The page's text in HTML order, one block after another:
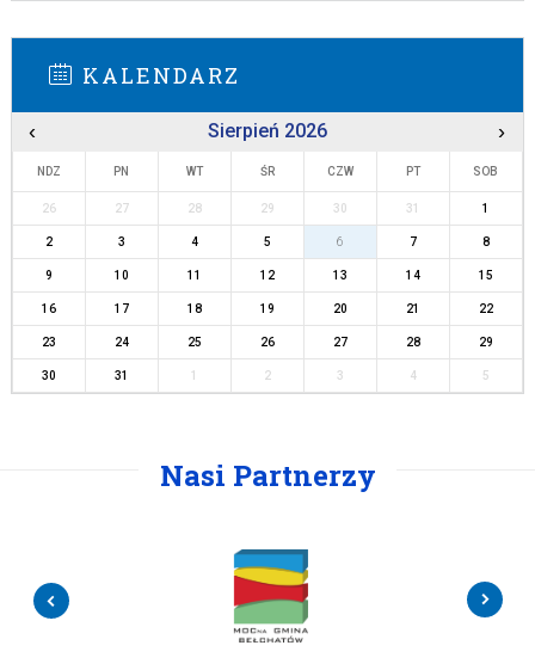
KALENDARZ
‹ Sierpień 2026 ›
NDZ PN WT ŚR CZW PT SOB
26 27 28 29 30 31 1
2 3 4 5 6 7 8
9 10 11 12 13 14 15
16 17 18 19 20 21 22
23 24 25 26 27 28 29
30 31 2 3 4 5
Nasi Partnerzy